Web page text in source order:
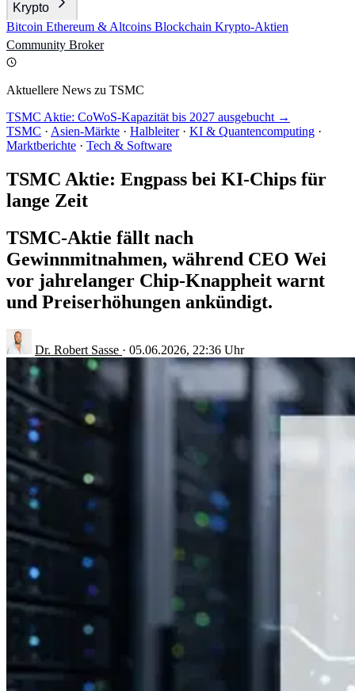
Krypto
Bitcoin Ethereum & Altcoins Blockchain Krypto-Aktien
Community Broker
Aktuellere News zu TSMC
TSMC Aktie: CoWoS-Kapazität bis 2027 ausgebucht →
TSMC · Asien-Märkte · Halbleiter · KI & Quantencomputing ·
Marktberichte · Tech & Software
TSMC Aktie: Engpass bei KI-Chips für
lange Zeit
TSMC-Aktie fällt nach
Gewinnmitnahmen, während CEO Wei
vor jahrelanger Chip-Knappheit warnt
und Preiserhöhungen ankündigt.
Dr. Robert Sasse · 05.06.2026, 22:36 Uhr